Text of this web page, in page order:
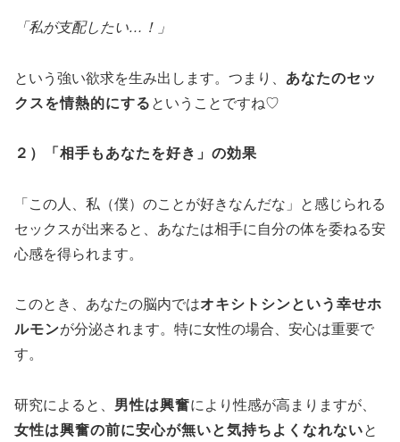
「私が支配したい…！」
という強い欲求を生み出します。つまり、 あなたのセッ
クスを情熱的にする ということですね♡
２）「相手もあなたを好き」の効果
「この人、私（僕）のことが好きなんだな」と感じられる
セックスが出来ると、あなたは相手に自分の体を委ねる安
心感を得られます。
このとき、あなたの脳内ではオキシトシンという幸せホ
ルモンが分泌されます。特に女性の場合、安心は重要で
す。
研究によると、 男性は興奮により性感が高まりますが、
女性は興奮の前に安心が無いと気持ちよくなれないと